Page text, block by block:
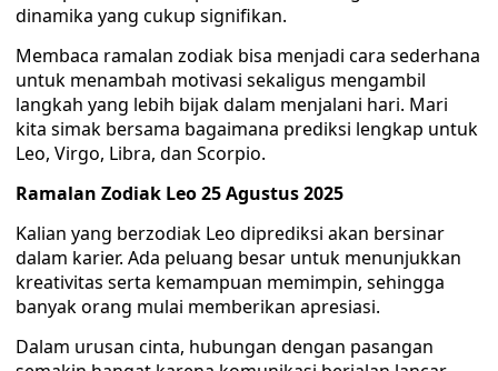
dinamika yang cukup signifikan.
Membaca ramalan zodiak bisa menjadi cara sederhana
untuk menambah motivasi sekaligus mengambil
langkah yang lebih bijak dalam menjalani hari. Mari
kita simak bersama bagaimana prediksi lengkap untuk
Leo, Virgo, Libra, dan Scorpio.
Ramalan Zodiak Leo 25 Agustus 2025
Kalian yang berzodiak Leo diprediksi akan bersinar
dalam karier. Ada peluang besar untuk menunjukkan
kreativitas serta kemampuan memimpin, sehingga
banyak orang mulai memberikan apresiasi.
Dalam urusan cinta, hubungan dengan pasangan